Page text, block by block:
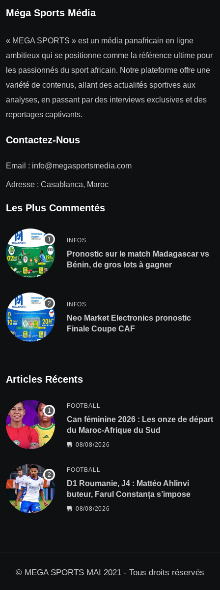
Méga Sports Média
« MEGA SPORTS » est un média panafricain en ligne
ambitieux qui se positionne comme la référence ultime pour
les passionnés du sport africain. Notre plateforme offre une
variété de contenus, allant des actualités sportives aux
analyses, en passant par des interviews exclusives et des
reportages captivants.
Contactez-Nous
Email : info@megasportsmedia.com
Adresse : Casablanca, Maroc
Les Plus Commentés
INFOS
Pronostic sur le match Madagascar vs
Bénin, de gros lots à gagner
INFOS
Neo Market Electronics pronostic
Finale Coupe CAF
Articles Récents
FOOTBALL
‎Can féminine 2026 : Les onze de départ
du Maroc-Afrique du Sud
08/08/2026
FOOTBALL
D1 Roumanie, J4 : Mattéo Ahlinvi
buteur, Farul Constanța s’impose
08/08/2026
© MEGA SPORTS MAI 2021 - Tous droits réservés